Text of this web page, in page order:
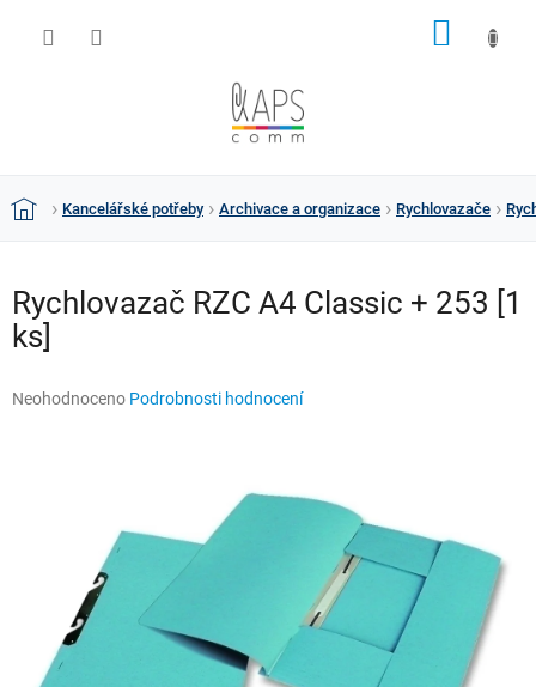
DomůKancelářské potřeby Archivace a organizace Rychlovazače
Rychlovazač RZC A4 Classic + 253 [1
ks]
Průměrné
Neohodnoceno Podrobnosti hodnocení